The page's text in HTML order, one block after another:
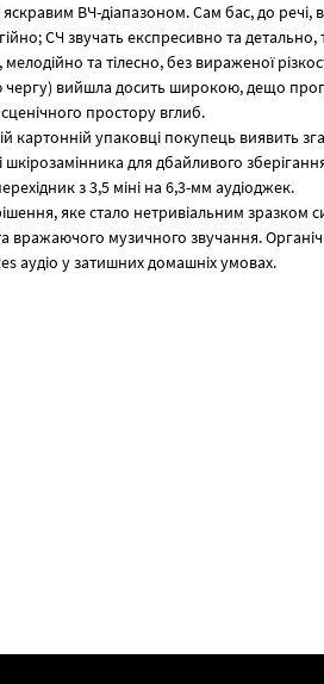
ВЧ-діапазоном. Сам бас, до речі,
СЧ звучать експресивно та детально,
та тілесно, без вираженої
чергу) вийшла досить широкою, дещо
простору вглиб.
картонній упаковці покупець виявить
для дбайливого
з 3,5 міні на 6,3-мм аудіоджек.
яке стало нетривіальним зразком
вражаючого музичного звучання.
аудіо у затишних домашніх умовах.